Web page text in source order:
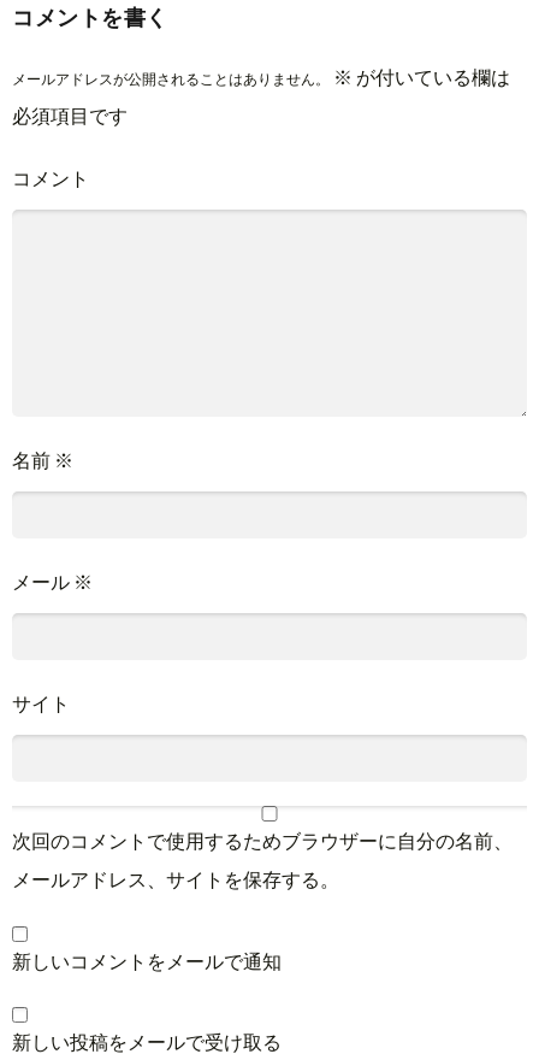
コメントを書く
メールアドレスが公開されることはありません。 ※ が付いている欄は
必須項目です
コメント
名前 ※
メール ※
サイト
次回のコメントで使用するためブラウザーに自分の名前、
メールアドレス、サイトを保存する。
新しいコメントをメールで通知
新しい投稿をメールで受け取る